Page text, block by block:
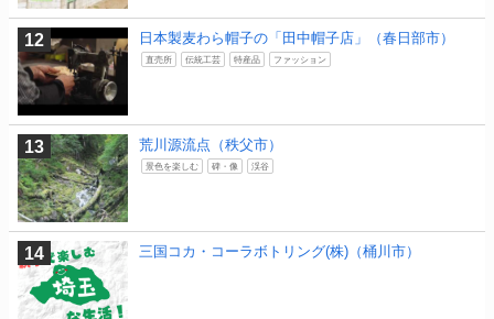
日本製麦わら帽子の「田中帽子店」（春日部市）
直売所 伝統工芸 特産品 ファッション
荒川源流点（秩父市）
景色を楽しむ 碑・像 渓谷
三国コカ・コーラボトリング(株)（桶川市）